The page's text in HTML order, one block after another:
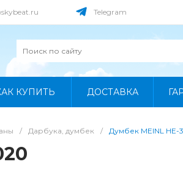
Telegram
КУПИТЬ ДОСТАВКА
/ Дарбука, думбек / Думбек MEINL HE-